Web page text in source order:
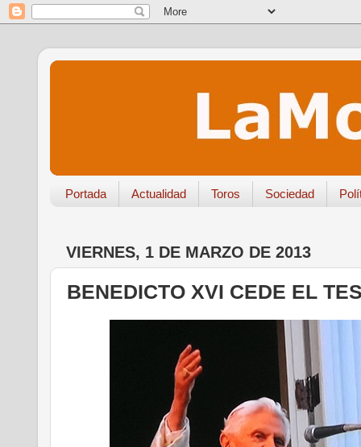
Portada Actualidad Toros Sociedad
VIERNES, 1 DE MARZO DE 2013
BENEDICTO XVI CEDE EL